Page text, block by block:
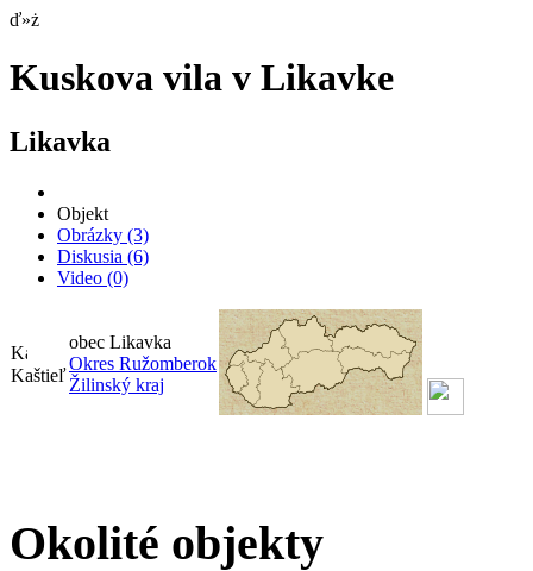
ď»ż
Kuskova vila v Likavke
Likavka
Objekt
Obrázky (3)
Diskusia (6)
Video (0)
Kaštieľ
obec Likavka
Okres Ružomberok
Žilinský kraj
Okolité objekty